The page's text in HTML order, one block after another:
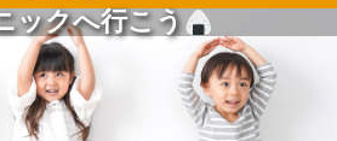
ックへ行こう